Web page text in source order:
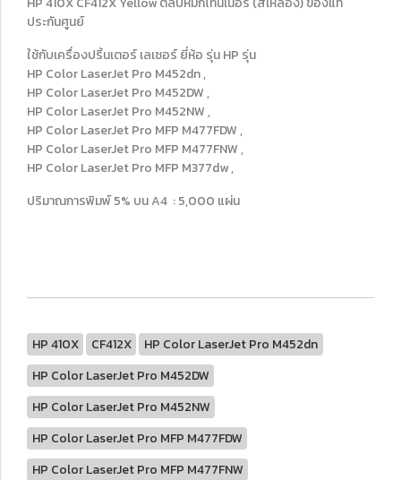
ประกันศูนย์
ใช้กับเครื่องปริ้นเตอร์ เลเซอร์ ยี่ห้อ รุ่น HP รุ่น
HP Color LaserJet Pro M452dn ,
HP Color LaserJet Pro M452DW ,
HP Color LaserJet Pro M452NW ,
HP Color LaserJet Pro MFP M477FDW ,
HP Color LaserJet Pro MFP M477FNW ,
HP Color LaserJet Pro MFP M377dw ,
ปริมาณการพิมพ์ 5% บน A4 : 5,000 แผ่น
HP 410X CF412X
HP Color LaserJet Pro M452dn
HP Color LaserJet Pro M452DW
HP Color LaserJet Pro M452NW
HP Color LaserJet Pro MFP M477FDW
HP Color LaserJet Pro MFP M477FNW